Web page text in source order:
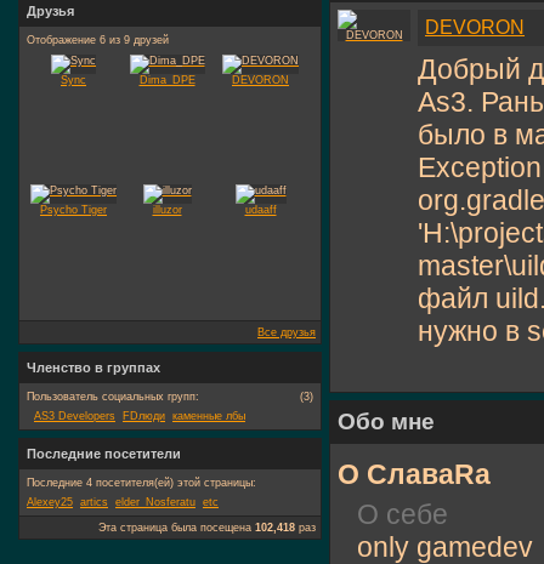
DEVORON
Добрый
As3.
было в
файл
нужно в
Обо мне
О СлаваRa
О себе
only gamedev
Друзья
Отображение 6 из 9 друзей
Sync Dima_DPE DEVORON
Psycho Tiger illuzor udaaff
Все друзья
Членство в группах
(3)
Пользователь социальных групп:
AS3 Developers
FDлюди каменные лбы
Последние посетители
Последние 4 посетителя(ей) этой страницы:
Alexey25 artics elder_Nosferatu etc
Эта страница была посещена 102,418 раз